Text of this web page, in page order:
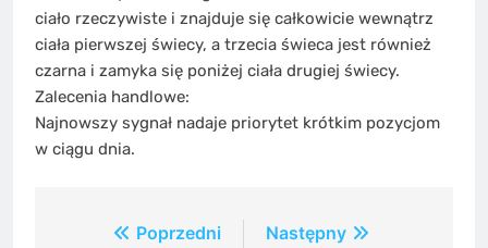
ciało rzeczywiste i znajduje się całkowicie wewnątrz
ciała pierwszej świecy, a trzecia świeca jest również
czarna i zamyka się poniżej ciała drugiej świecy.
Zalecenia handlowe:
Najnowszy sygnał nadaje priorytet krótkim pozycjom
w ciągu dnia.
Poprzedni
Następny